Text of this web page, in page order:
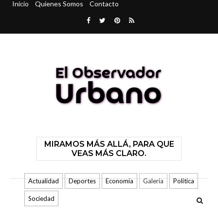
Inicio Quienes Somos Contacto
MIRAMOS MÁS ALLÁ, PARA QUE
VEAS MÁS CLARO.
Actualidad Deportes Economía Galería Politica
Sociedad